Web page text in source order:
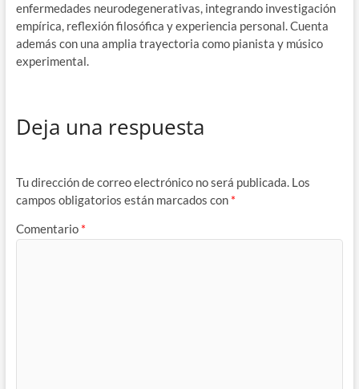
enfermedades neurodegenerativas, integrando investigación
empírica, reflexión filosófica y experiencia personal. Cuenta
además con una amplia trayectoria como pianista y músico
experimental.
Deja una respuesta
Tu dirección de correo electrónico no será publicada. Los
campos obligatorios están marcados con *
Comentario *